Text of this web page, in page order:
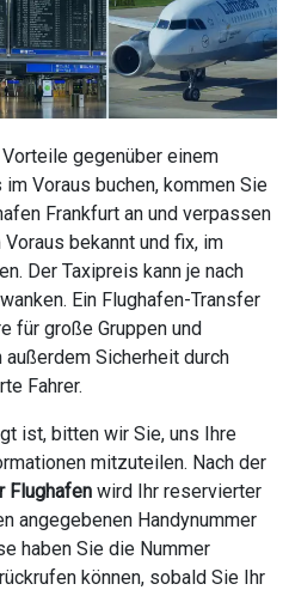
gegenüber einem
im Voraus buchen, kommen Sie
Frankfurt an und verpassen
bekannt und fix, im
Der Taxipreis kann je nach
Ein Flughafen-Transfer
für große Gruppen und
Sicherheit durch
Fahrer.
ist, bitten wir Sie, uns Ihre
mitzuteilen. Nach der
Flughafen wird Ihr reservierter
angegebenen Handynummer
haben Sie die Nummer
können, sobald Sie Ihr